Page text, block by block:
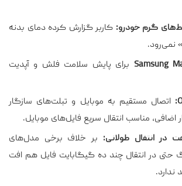
گرم خودرو: کاربر گزارش کرده دمای بدنه
نمی‌رود.
برای پایش سلامت فلش و آپدیت
اتصال مستقیم به موبایل و تبلت‌های سازگار
اضافی، مناسب انتقال سریع فایل‌های موبایل.
در انتقال طولانی: بر خلاف برخی مدل‌های
حتی در انتقال چند ده گیگابایت فایل هم افت
ندارد.